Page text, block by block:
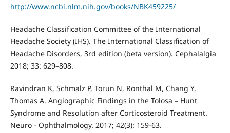
http://www.ncbi.nlm.nih.gov/books/NBK459225/
Headache Classification Committee of the International
Headache Society (IHS). The International Classification of
Headache Disorders, 3rd edition (beta version). Cephalalgia
2018; 33: 629–808.
Ravindran K, Schmalz P, Torun N, Ronthal M, Chang Y,
Thomas A. Angiographic Findings in the Tolosa – Hunt
Syndrome and Resolution after Corticosteroid Treatment.
Neuro - Ophthalmology. 2017; 42(3): 159-63.